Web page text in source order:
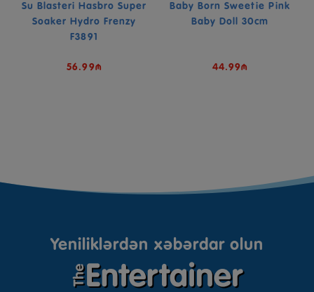
Su Blasteri Hasbro Super
Soaker Hydro Frenzy
F3891
56.99₼
Baby Born Sweetie Pink
Baby Doll 30cm
44.99₼
Yeniliklərdən xəbərdar olun